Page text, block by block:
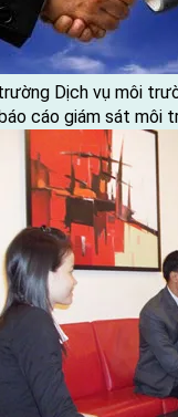
Dịch vụ môi
cáo giám sát môi